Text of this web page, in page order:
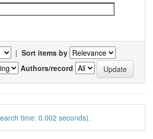
| Sort items by
Authors/record
time: 0.002 seconds).